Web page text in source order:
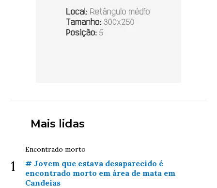
Mais lidas
1
Encontrado morto
# Jovem que estava desaparecido é
encontrado morto em área de mata em
Candeias